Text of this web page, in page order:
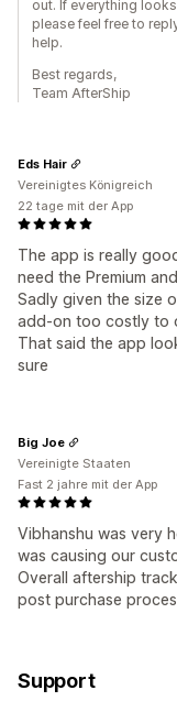
out. If everything
please feel free to
help.
Best regards,
Team AfterShip
The app is really
need the Premium
Sadly given the size
add-on too costly to
That said the app
sure
Eds Hair
Vereinigtes Königreich
22 tage mit der App
Vibhanshu was very
was causing our
Overall aftership
post purchase
Big Joe
Vereinigte Staaten
Fast 2 jahre mit der App
Support